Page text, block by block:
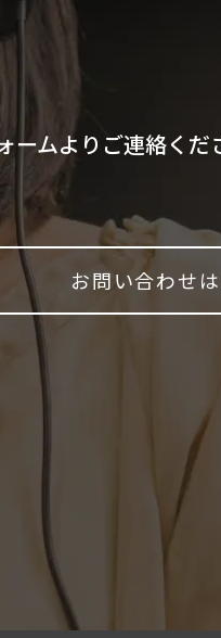
ームよりご連絡くだ
お問い合わせ